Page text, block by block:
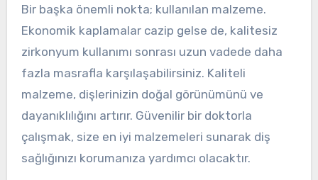
Bir başka önemli nokta; kullanılan malzeme.
Ekonomik kaplamalar cazip gelse de, kalitesiz
zirkonyum kullanımı sonrası uzun vadede daha
fazla masrafla karşılaşabilirsiniz. Kaliteli
malzeme, dişlerinizin doğal görünümünü ve
dayanıklılığını artırır. Güvenilir bir doktorla
çalışmak, size en iyi malzemeleri sunarak diş
sağlığınızı korumanıza yardımcı olacaktır.